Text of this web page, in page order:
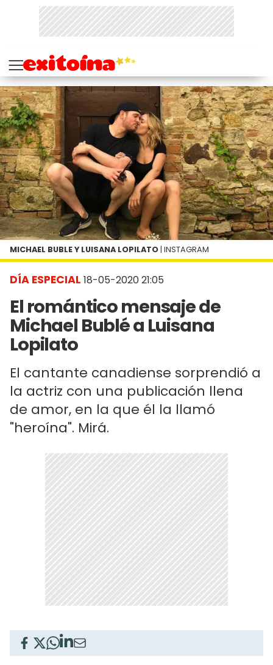
DÍA ESPECIAL 18-05-2020 21:05
El romántico mensaje de
Michael Bublé a Luisana
Lopilato
El cantante canadiense sorprendió a
la actriz con una publicación llena
de amor, en la que él la llamó
"heroína". Mirá.
MICHAEL BUBLE Y LUISANA LOPILATO | INSTAGRAM